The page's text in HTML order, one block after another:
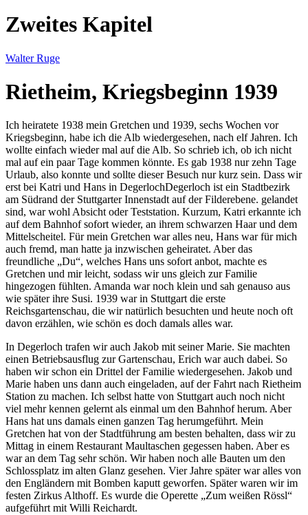
Zweites Kapitel
Walter Ruge
Rietheim, Kriegsbeginn 1939
Ich heiratete 1938 mein Gretchen und 1939, sechs Wochen vor
Kriegsbeginn, habe ich die Alb wiedergesehen, nach elf Jahren. Ich
wollte einfach wieder mal auf die Alb. So schrieb ich, ob ich nicht
mal auf ein paar Tage kommen könnte. Es gab 1938 nur zehn Tage
Urlaub, also konnte und sollte dieser Besuch nur kurz sein. Dass wir
erst bei Katri und Hans in DegerlochDegerloch ist ein Stadtbezirk
am Südrand der Stuttgarter Innenstadt auf der Filderebene. gelandet
sind, war wohl Absicht oder Teststation. Kurzum, Katri erkannte ich
auf dem Bahnhof sofort wieder, an ihrem schwarzen Haar und dem
Mittelscheitel. Für mein Gretchen war alles neu, Hans war für mich
auch fremd, man hatte ja inzwischen geheiratet. Aber das
freundliche
Du , welches Hans uns sofort anbot, machte es
Gretchen und mir leicht, sodass wir uns gleich zur Familie
hingezogen fühlten. Amanda war noch klein und sah genauso aus
wie später ihre Susi. 1939 war in Stuttgart die erste
Reichsgartenschau, die wir natürlich besuchten und heute noch oft
davon erzählen, wie schön es doch damals alles war.
In Degerloch trafen wir auch Jakob mit seiner Marie. Sie machten
einen Betriebsausflug zur Gartenschau, Erich war auch dabei. So
haben wir schon ein Drittel der Familie wiedergesehen. Jakob und
Marie haben uns dann auch eingeladen, auf der Fahrt nach Rietheim
Station zu machen. Ich selbst hatte von Stuttgart auch noch nicht
viel mehr kennen gelernt als einmal um den Bahnhof herum. Aber
Hans hat uns damals einen ganzen Tag herumgeführt. Mein
Gretchen hat von der Stadtführung am besten behalten, dass wir zu
Mittag in einem Restaurant Maultaschen gegessen haben. Aber es
war an dem Tag sehr schön. Wir haben noch alle Bauten um den
Schlossplatz im alten Glanz gesehen. Vier Jahre später war alles von
den Engländern mit Bomben kaputt geworfen. Später waren wir im
festen Zirkus Althoff. Es wurde die Operette
Zum weißen Rössl
aufgeführt mit Willi Reichardt.